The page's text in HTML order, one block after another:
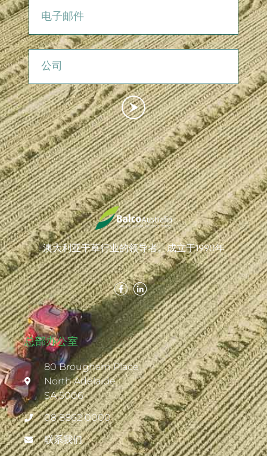
公司
澳大利亚干草行业的领导者。成立于1990年
总部办公室
80 Brougham Place
North Adelaide
SA 5006
08 8862 0000
联系我们